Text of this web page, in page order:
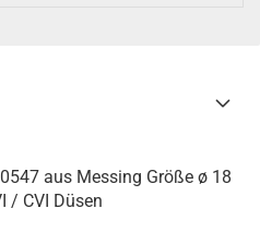
aus Messing Größe ø 18
/ CVI Düsen